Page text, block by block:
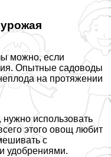
можно, если
Опытные садоводы
на протяжении
использовать
этого овощ любит
с
удобрениями.